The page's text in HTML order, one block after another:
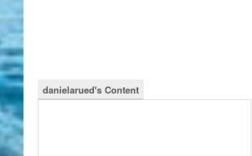
danielarued's Content